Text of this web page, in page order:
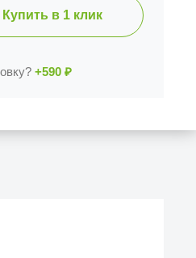
Купить в 1 клик
+590 ₽